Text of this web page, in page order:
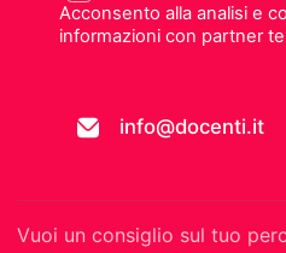
Acconsento alla analisi e
informazioni con partner
info@docenti.it
Vuoi un consiglio sul tuo